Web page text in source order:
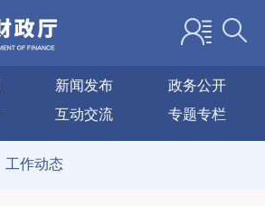
新闻发布
政务公开
互动交流 专题专栏
工作动态